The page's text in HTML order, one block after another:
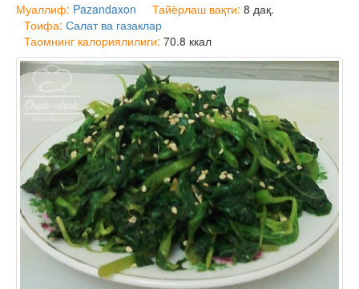
Муаллиф: Pazandaxon Тайёрлаш вақти: 8 дақ.
Тоифа: Салат ва газаклар
Таомнинг калориялилиги: 70.8 ккал